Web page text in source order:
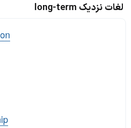
لغات نزدیک long-term